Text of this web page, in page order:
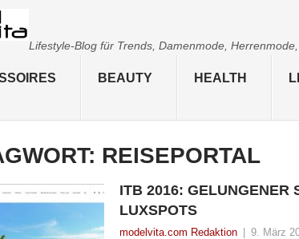
Lifestyle-Blog für Trends, Damenmode,
BEAUTY HEALTH
REISEPORTAL
ITB 2016: GELUNGENER
LUXSPOTS
modelvita.com Redaktion 9. März